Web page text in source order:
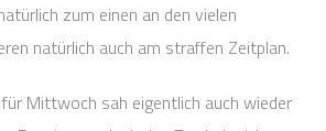
zum einen an den vielen
natürlich auch am straffen Zeitplan.
Mittwoch sah eigentlich auch wieder